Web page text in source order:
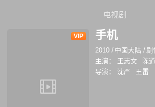
电视剧
VIP 手机
2010 / 中国大陆 /剧
主演：
王志文 陈
导演：
沈严 王雷